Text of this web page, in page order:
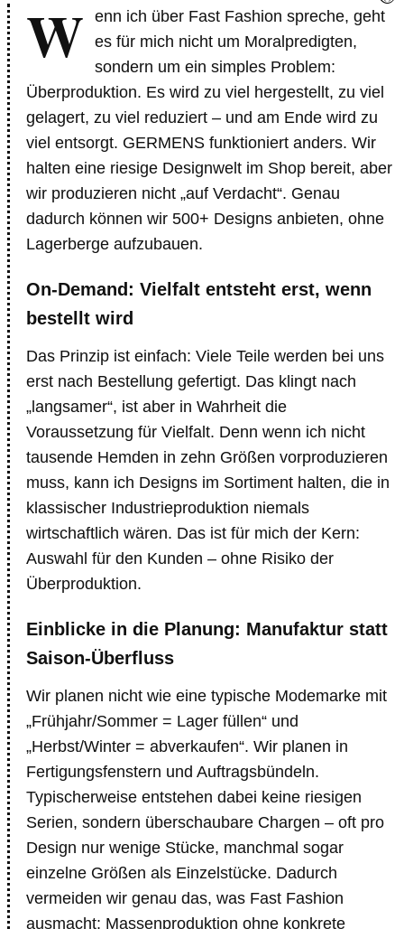
W
enn ich über Fast Fashion spreche, geht
es für mich nicht um Moralpredigten,
sondern um ein simples Problem:
Überproduktion. Es wird zu viel hergestellt, zu viel
gelagert, zu viel reduziert – und am Ende wird zu
viel entsorgt. GERMENS funktioniert anders. Wir
halten eine riesige Designwelt im Shop bereit, aber
wir produzieren nicht „auf Verdacht“. Genau
dadurch können wir 500+ Designs anbieten, ohne
Lagerberge aufzubauen.
On-Demand: Vielfalt entsteht erst, wenn
bestellt wird
Das Prinzip ist einfach: Viele Teile werden bei uns
erst nach Bestellung gefertigt. Das klingt nach
„langsamer“, ist aber in Wahrheit die
Voraussetzung für Vielfalt. Denn wenn ich nicht
tausende Hemden in zehn Größen vorproduzieren
muss, kann ich Designs im Sortiment halten, die in
klassischer Industrieproduktion niemals
wirtschaftlich wären. Das ist für mich der Kern:
Auswahl für den Kunden – ohne Risiko der
Überproduktion.
Einblicke in die Planung: Manufaktur statt
Saison-Überfluss
Wir planen nicht wie eine typische Modemarke mit
„Frühjahr/Sommer = Lager füllen“ und
„Herbst/Winter = abverkaufen“. Wir planen in
Fertigungsfenstern und Auftragsbündeln.
Typischerweise entstehen dabei keine riesigen
Serien, sondern überschaubare Chargen – oft pro
Design nur wenige Stücke, manchmal sogar
einzelne Größen als Einzelstücke. Dadurch
vermeiden wir genau das, was Fast Fashion
ausmacht: Massenproduktion ohne konkrete